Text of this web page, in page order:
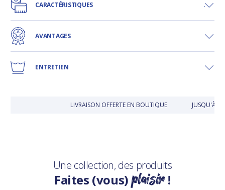
CARACTÉRISTIQUES
AVANTAGES
ENTRETIEN
LIVRAISON OFFERTE EN BOUTIQUE JUSQU'À
Une collection, des produits
Faites (vous)plaisir!